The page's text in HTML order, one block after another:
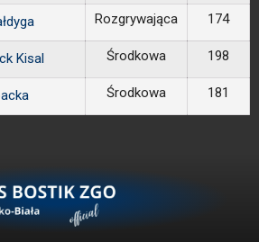
Rozgrywająca 174
Kisal Środkowa 198
Środkowa 181